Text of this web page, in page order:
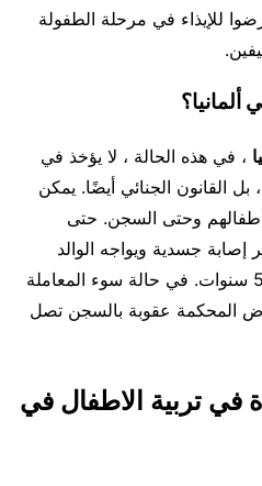
للإيذاء في مرحلة الطفولة
، في هذه الحالة ، لا يؤخذ في
القانون الجنائي أيضًا. يمكن
أطفالهم وحتى السجن. حتى
إصابة جسدية ويواجه الوالد
عقوبة السجن لمدة تصل إلى 5 سنوات. في حالة سوء المعاملة
المحكمة عقوبة بالسجن تصل
في تربية الاطفال في